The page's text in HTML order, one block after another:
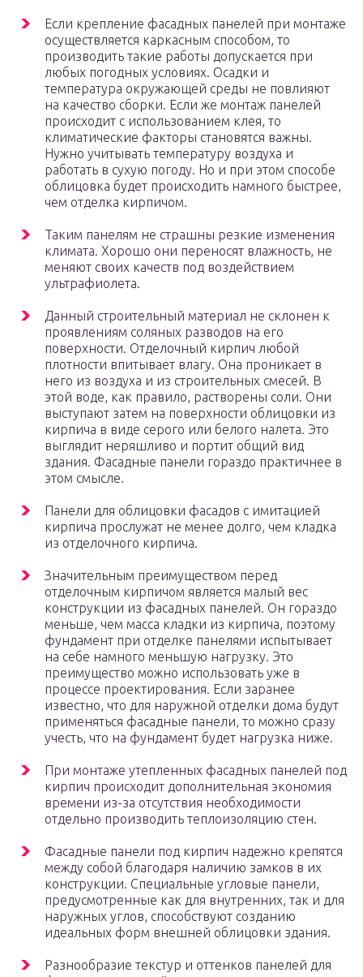
Если крепление фасадных панелей при монтаже
осуществляется каркасным способом, то
производить такие работы допускается при
любых погодных условиях. Осадки и
температура окружающей среды не повлияют
на качество сборки. Если же монтаж панелей
происходит с использованием клея, то
климатические факторы становятся важны.
Нужно учитывать температуру воздуха и
работать в сухую погоду. Но и при этом способе
облицовка будет происходить намного быстрее,
чем отделка кирпичом.
Таким панелям не страшны резкие изменения
климата. Хорошо они переносят влажность, не
меняют своих качеств под воздействием
ультрафиолета.
Данный строительный материал не склонен к
проявлениям соляных разводов на его
поверхности. Отделочный кирпич любой
плотности впитывает влагу. Она проникает в
него из воздуха и из строительных смесей. В
этой воде, как правило, растворены соли. Они
выступают затем на поверхности облицовки из
кирпича в виде серого или белого налета. Это
выглядит неряшливо и портит общий вид
здания. Фасадные панели гораздо практичнее в
этом смысле.
Панели для облицовки фасадов с имитацией
кирпича прослужат не менее долго, чем кладка
из отделочного кирпича.
Значительным преимуществом перед
отделочным кирпичом является малый вес
конструкции из фасадных панелей. Он гораздо
меньше, чем масса кладки из кирпича, поэтому
фундамент при отделке панелями испытывает
на себе намного меньшую нагрузку. Это
преимущество можно использовать уже в
процессе проектирования. Если заранее
известно, что для наружной отделки дома будут
применяться фасадные панели, то можно сразу
учесть, что на фундамент будет нагрузка ниже.
При монтаже утепленных фасадных панелей под
кирпич происходит дополнительная экономия
времени из-за отсутствия необходимости
отдельно производить теплоизоляцию стен.
Фасадные панели под кирпич надежно крепятся
между собой благодаря наличию замков в их
конструкции. Специальные угловые панели,
предусмотренные как для внутренних, так и для
наружных углов, способствуют созданию
идеальных форм внешней облицовки здания.
Разнообразие текстур и оттенков панелей для